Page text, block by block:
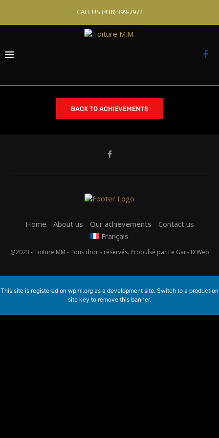
CALL US (438) 399-7972
BACK TO ACHIEVEMENTS
Home About us Our achievements
Contact us
Français
@2023 - Toiture MM - Tous droits réservés. Propulsé par Le Gars D'Web
This site is registered on wpml.org as a development site. Switch to a production
site key to remove this banner.